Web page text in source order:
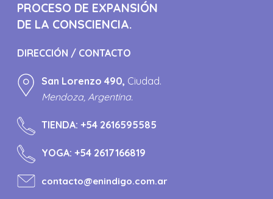
PROCESO DE EXPANSIÓN
DE LA CONSCIENCIA.
DIRECCIÓN / CONTACTO
San Lorenzo 490, Ciudad.
Mendoza, Argentina.
TIENDA:+54 2616595585
YOGA:+54 2617166819
contacto@enindigo.com.ar